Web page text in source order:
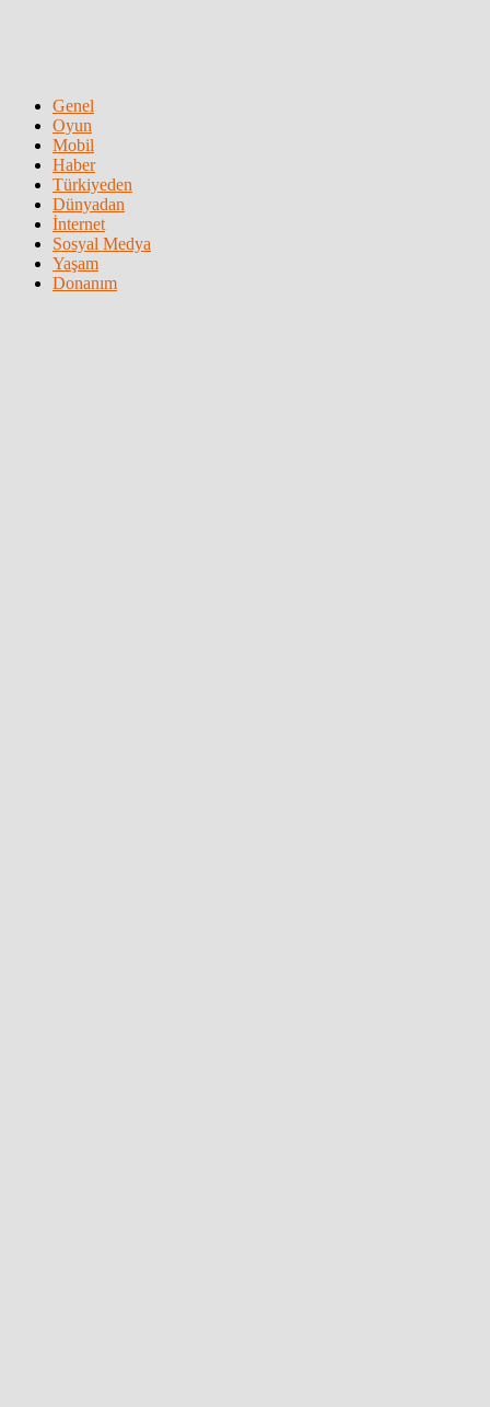
Genel
Oyun
Mobil
Haber
Türkiyeden
Dünyadan
İnternet
Sosyal Medya
Yaşam
Donanım